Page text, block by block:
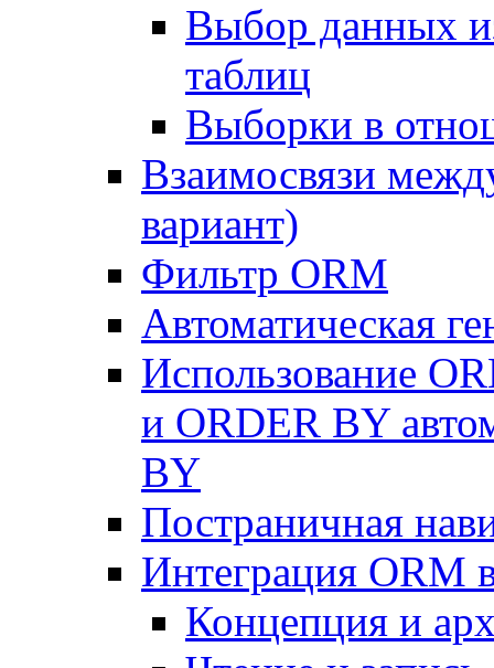
Выбор данных
таблиц
Выборки в
Взаимосвязи
вариант)
Фильтр ORM
Автоматическая
Использование
и ORDER BY
BY
Постраничная
Интеграция ORM
Концепция и